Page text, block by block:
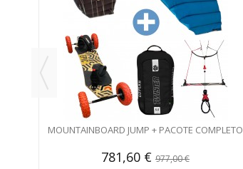
MOUNTAINBOARD JUMP + PACOTE COMPLETO
781,60 € 977,00 €